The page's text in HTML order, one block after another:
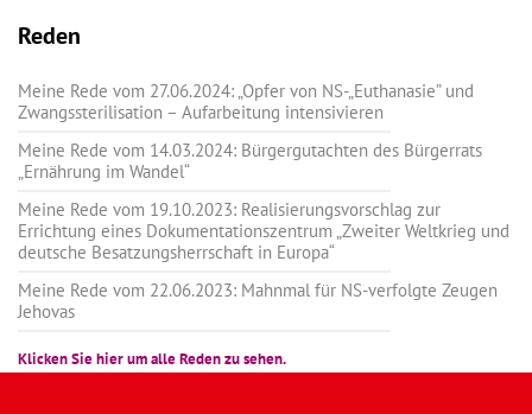
Reden
Meine Rede vom 27.06.2024: „Opfer von NS-„Euthanasie” und
Zwangssterilisation – Aufarbeitung intensivieren
Meine Rede vom 14.03.2024: Bürgergutachten des Bürgerrats
„Ernährung im Wandel“
Meine Rede vom 19.10.2023: Realisierungsvorschlag zur
Errichtung eines Dokumentationszentrum „Zweiter Weltkrieg und
deutsche Besatzungsherrschaft in Europa“
Meine Rede vom 22.06.2023: Mahnmal für NS-verfolgte Zeugen
Jehovas
Klicken Sie hier um alle Reden zu sehen.